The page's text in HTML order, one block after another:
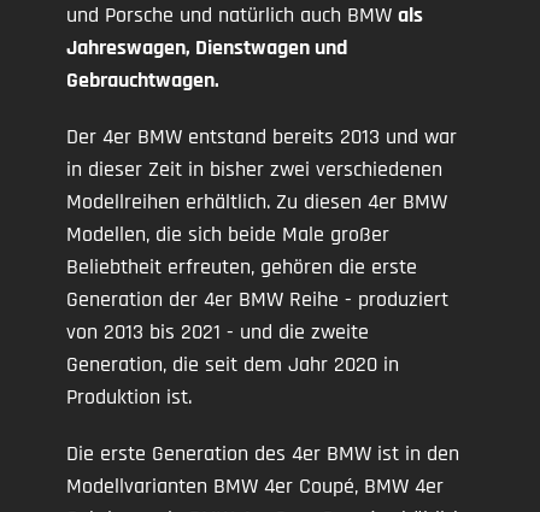
und Porsche und natürlich auch BMW als
Jahreswagen, Dienstwagen und
Gebrauchtwagen.
Der 4er BMW entstand bereits 2013 und war
in dieser Zeit in bisher zwei verschiedenen
Modellreihen erhältlich. Zu diesen 4er BMW
Modellen, die sich beide Male großer
Beliebtheit erfreuten, gehören die erste
Generation der 4er BMW Reihe - produziert
von 2013 bis 2021 - und die zweite
Generation, die seit dem Jahr 2020 in
Produktion ist.
Die erste Generation des 4er BMW ist in den
Modellvarianten BMW 4er Coupé, BMW 4er